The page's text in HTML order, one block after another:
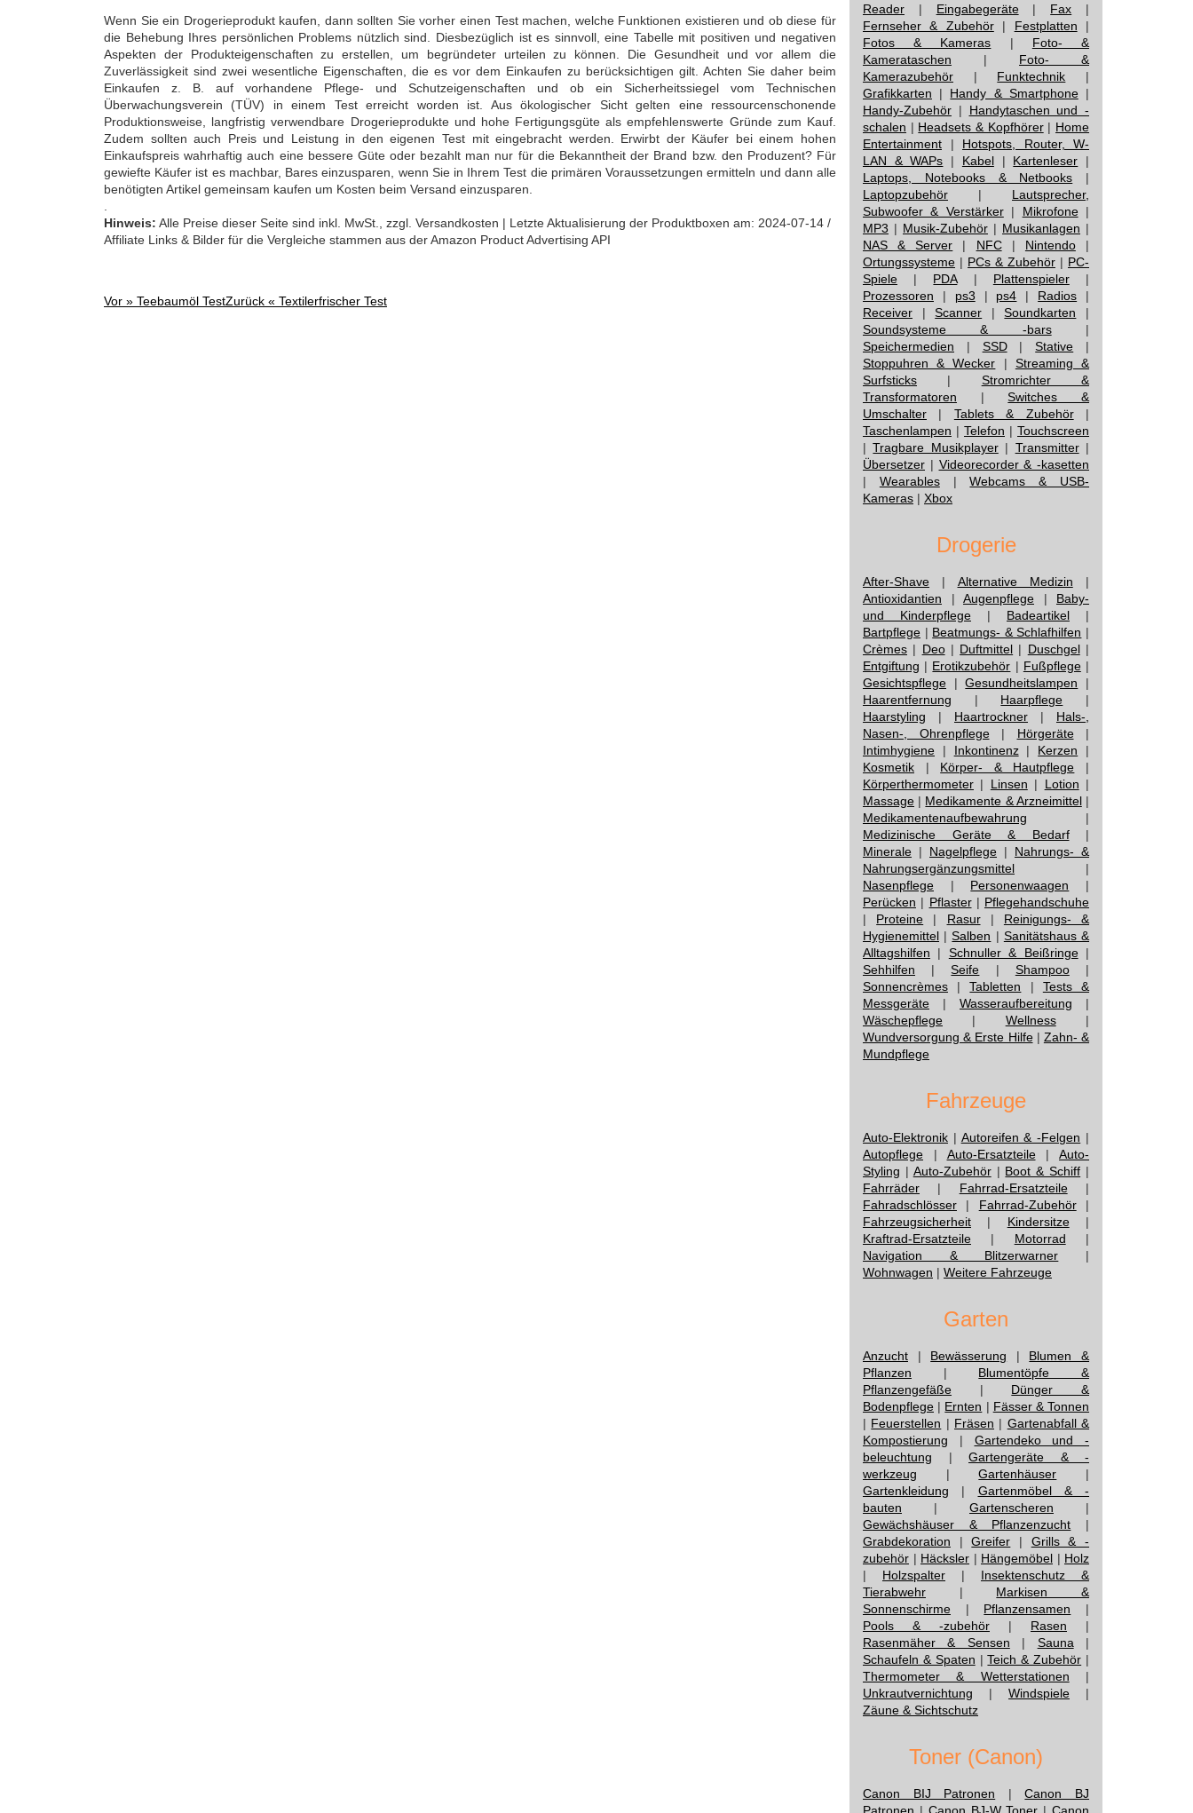
Wenn Sie ein Drogerieprodukt kaufen, dann sollten Sie vorher einen Test machen, welche Funktionen existieren und ob diese für
die Behebung Ihres persönlichen Problems nützlich sind. Diesbezüglich ist es sinnvoll, eine Tabelle mit positiven und negativen
Aspekten der Produkteigenschaften zu erstellen, um begründeter urteilen zu können. Die Gesundheit und vor allem die
Zuverlässigkeit sind zwei wesentliche Eigenschaften, die es vor dem Einkaufen zu berücksichtigen gilt. Achten Sie daher beim
Einkaufen z. B. auf vorhandene Pflege- und Schutzeigenschaften und ob ein Sicherheitssiegel vom Technischen
Überwachungsverein (TÜV) in einem Test erreicht worden ist. Aus ökologischer Sicht gelten eine ressourcenschonende
Produktionsweise, langfristig verwendbare Drogerieprodukte und hohe Fertigungsgüte als empfehlenswerte Gründe zum Kauf.
Zudem sollten auch Preis und Leistung in den eigenen Test mit eingebracht werden. Erwirbt der Käufer bei einem hohen
Einkaufspreis wahrhaftig auch eine bessere Güte oder bezahlt man nur für die Bekanntheit der Brand bzw. den Produzent? Für
gewiefte Käufer ist es machbar, Bares einzusparen, wenn Sie in Ihrem Test die primären Voraussetzungen ermitteln und dann alle
benötigten Artikel gemeinsam kaufen um Kosten beim Versand einzusparen.
Hinweis: Alle Preise dieser Seite sind inkl. MwSt., zzgl. Versandkosten | Letzte Aktualisierung der Produktboxen am: 2024-07-14 /
Affiliate Links & Bilder für die Vergleiche stammen aus der Amazon Product Advertising API
Post
Vor » Teebaumöl TestZurück « Textilerfrischer Test
Reader | Eingabegeräte| Fax |
Fernseher & Zubehör| Festplatten |
Fotos & Kameras | Foto- &
Kamerataschen | Foto- &
Kamerazubehör | Funktechnik |
Grafikkarten | Handy & Smartphone|
Handy-Zubehör | Handytaschen und -
schalen | Headsets & Kopfhörer| Home
Entertainment | Hotspots, Router, W-
LAN & WAPs | Kabel| Kartenleser |
Laptops, Notebooks & Netbooks |
Laptopzubehör | Lautsprecher,
Subwoofer & Verstärker| Mikrofone|
MP3 | Musik-Zubehör | Musikanlagen |
NAS & Server | NFC| Nintendo|
Ortungssysteme | PCs & Zubehör | PC-
Spiele | PDA| Plattenspieler|
Prozessoren | ps3 | ps4 | Radios |
Receiver |Scanner |Soundkarten |
Soundsysteme & -bars|
Speichermedien | SSD|Stative |
Stoppuhren & Wecker | Streaming &
Surfsticks | Stromrichter &
Transformatoren |Switches &
Umschalter | Tablets & Zubehör|
Taschenlampen | Telefon | Touchscreen
|Tragbare Musikplayer| Transmitter|
Übersetzer | Videorecorder & -kasetten
| Wearables|Webcams & USB-
Kameras | Xbox
Drogerie
After-Shave | Alternative Medizin |
Antioxidantien | Augenpflege | Baby-
und Kinderpflege | Badeartikel |
Bartpflege | Beatmungs- & Schlafhilfen |
Crèmes | Deo| Duftmittel | Duschgel|
Entgiftung | Erotikzubehör | Fußpflege|
Gesichtspflege |Gesundheitslampen |
Haarentfernung | Haarpflege |
Haarstyling | Haartrockner | Hals-,
Nasen-, Ohrenpflege| Hörgeräte|
Intimhygiene | Inkontinenz| Kerzen |
Kosmetik | Körper- & Hautpflege |
Körperthermometer | Linsen | Lotion |
Massage | Medikamente & Arzneimittel|
Medikamentenaufbewahrung |
Medizinische Geräte & Bedarf|
Minerale | Nagelpflege | Nahrungs- &
Nahrungsergänzungsmittel |
Nasenpflege | Personenwaagen |
Perücken | Pflaster| Pflegehandschuhe
| Proteine | Rasur| Reinigungs- &
Hygienemittel |Salben | Sanitätshaus &
Alltagshilfen | Schnuller & Beißringe|
Sehhilfen |Seife | Shampoo|
Sonnencrèmes |Tabletten | Tests &
Messgeräte | Wasseraufbereitung |
Wäschepflege | Wellness|
Wundversorgung & Erste Hilfe| Zahn- &
Mundpflege
Fahrzeuge
Auto-Elektronik | Autoreifen & -Felgen |
Autopflege | Auto-Ersatzteile| Auto-
Styling | Auto-Zubehör| Boot & Schiff |
Fahrräder | Fahrrad-Ersatzteile|
Fahradschlösser | Fahrrad-Zubehör|
Fahrzeugsicherheit | Kindersitze|
Kraftrad-Ersatzteile | Motorrad |
Navigation & Blitzerwarner |
Wohnwagen | Weitere Fahrzeuge
Garten
Anzucht | Bewässerung | Blumen &
Pflanzen | Blumentöpfe &
Pflanzengefäße | Dünger &
Bodenpflege | Ernten | Fässer & Tonnen
| Feuerstellen | Fräsen | Gartenabfall &
Kompostierung | Gartendeko und -
beleuchtung | Gartengeräte & -
werkzeug |Gartenhäuser |
Gartenkleidung | Gartenmöbel & -
bauten | Gartenscheren |
Gewächshäuser & Pflanzenzucht |
Grabdekoration |Greifer | Grills & -
zubehör | Häcksler | Hängemöbel | Holz
| Holzspalter | Insektenschutz &
Tierabwehr | Markisen &
Sonnenschirme | Pflanzensamen |
Pools & -zubehör | Rasen |
Rasenmäher & Sensen | Sauna |
Schaufeln & Spaten |Teich & Zubehör |
Thermometer & Wetterstationen |
Unkrautvernichtung | Windspiele |
Zäune & Sichtschutz
Toner (Canon)
Canon BIJ Patronen |Canon BJ